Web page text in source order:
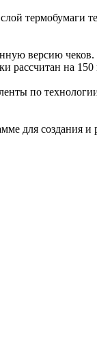
термобумаги
версию чеков.
рассчитан на
по
для создания